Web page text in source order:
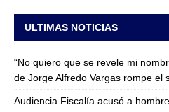
ULTIMAS NOTICIAS
“No quiero que se revele mi
de Jorge Alfredo Vargas rompe el
Audiencia Fiscalía acusó a